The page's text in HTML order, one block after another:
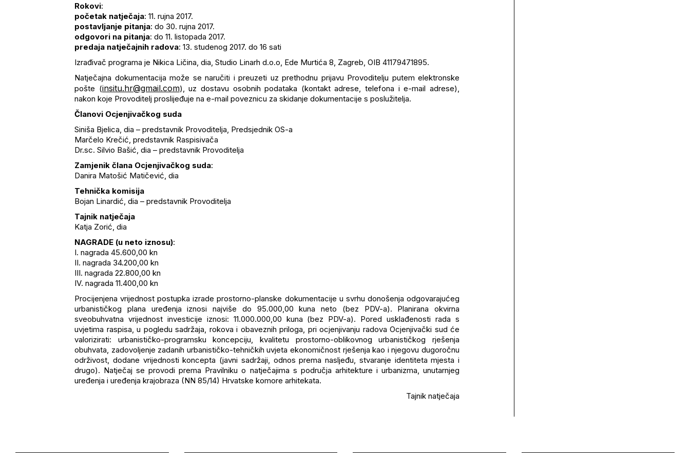
Rokovi:
početak natječaja: 11. rujna 2017.
postavljanje pitanja: do 30. rujna 2017.
odgovori na pitanja: do 11. listopada 2017.
predaja natječajnih radova: 13. studenog 2017. do 16 sati
Izrađivač programa je Nikica Ličina, dia, Studio Linarh d.o.o, Ede Murtića 8, Zagreb, OIB 41179471895.
Natječajna dokumentacija može se naručiti i preuzeti uz prethodnu prijavu Provoditelju putem elektronske
pošte (insitu.hr@gmail.com), uz dostavu osobnih podataka (kontakt adrese, telefona i e-mail adrese),
nakon koje Provoditelj proslijeđuje na e-mail poveznicu za skidanje dokumentacije s poslužitelja.
Članovi Ocjenjivačkog suda
Siniša Bjelica, dia – predstavnik Provoditelja, Predsjednik OS-a
Marčelo Krečić, predstavnik Raspisivača
Dr.sc. Silvio Bašić, dia – predstavnik Provoditelja
Zamjenik člana Ocjenjivačkog suda:
Danira Matošić Matičević, dia
Tehnička komisija
Bojan Linardić, dia – predstavnik Provoditelja
Tajnik natječaja
Katja Zorić, dia
NAGRADE (u neto iznosu):
I. nagrada 45.600,00 kn
II. nagrada 34.200,00 kn
III. nagrada 22.800,00 kn
IV. nagrada 11.400,00 kn
Procijenjena vrijednost postupka izrade prostorno-planske dokumentacije u svrhu donošenja odgovarajućeg
urbanističkog plana uređenja iznosi najviše do 95.000,00 kuna neto (bez PDV-a). Planirana okvirna
sveobuhvatna vrijednost investicije iznosi: 11.000.000,00 kuna (bez PDV-a). Pored usklađenosti rada s
uvjetima raspisa, u pogledu sadržaja, rokova i obaveznih priloga, pri ocjenjivanju radova Ocjenjivački sud će
valorizirati: urbanističko-programsku koncepciju, kvalitetu prostorno-oblikovnog urbanističkog rješenja
obuhvata, zadovoljenje zadanih urbanističko-tehničkih uvjeta ekonomičnost rješenja kao i njegovu dugoročnu
održivost, dodane vrijednosti koncepta (javni sadržaji, odnos prema nasljeđu, stvaranje identiteta mjesta i
drugo). Natječaj se provodi prema Pravilniku o natječajima s područja arhitekture i urbanizma, unutarnjeg
uređenja i uređenja krajobraza (NN 85/14) Hrvatske komore arhitekata.
Tajnik natječaja